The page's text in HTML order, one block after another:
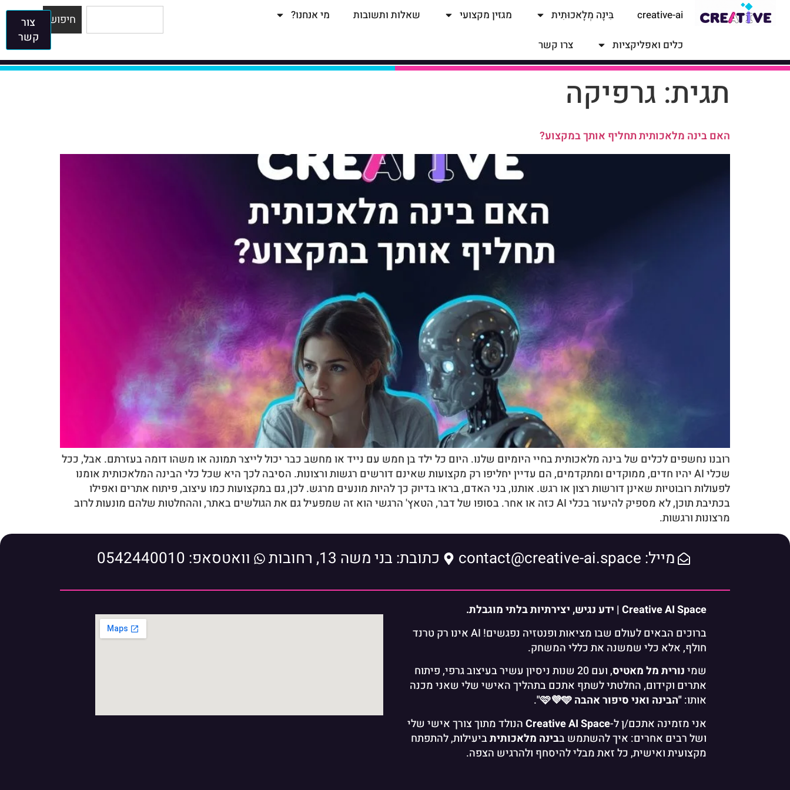
creative-ai בִּינָה מְלָאכוּתִית מגזין מקצועי שאלות ותשובות מי אנחנו?
כלים ואפליקציות צרו קשר
חיפוש
צור
קשר
תגית: גרפיקה
האם בינה מלאכותית תחליף אותך במקצוע?
רובנו נחשפים לכלים של בינה מלאכותית בחיי היומיום שלנו. היום כל ילד בן חמש עם נייד או מחשב כבר יכול לייצר תמונה או משהו דומה בעזרתם. אבל, ככל
שכלי AI יהיו חדים, ממוקדים ומתקדמים, הם עדיין יחליפו רק מקצועות שאינם דורשים רגשות ורצונות. הסיבה לכך היא שכל כלי הבינה המלאכותית אומנו
לפעולות רובוטיות שאינן דורשות רצון או רגש. אותנו, בני האדם, בראו בדיוק כך להיות מונעים מרגש. לכן, גם במקצועות כמו עיצוב, פיתוח אתרים ואפילו
בכתיבת תוכן, לא מספיק להיעזר בכלי AI כזה או אחר. בסופו של דבר, הטאץ' הרגשי הוא זה שמפעיל גם את הגולשים באתר, וההחלטות שלהם מונעות לרוב
מרצונות ורגשות.
מייל: contact@creative-ai.space כתובת: בני משה 13, רחובות וואטסאפ: 0542440010
Creative AI Space | ידע נגיש, יצירתיות בלתי מוגבלת.
ברוכים הבאים לעולם שבו מציאות ופנטזיה נפגשים! AI אינו רק טרנד
חולף, אלא כלי שמשנה את כללי המשחק.
שמינורית מל מאטיס
, ועם 20 שנות ניסיון עשיר בעיצוב גרפי, פיתוח
אתרים וקידום, החלטתי לשתף אתכם בתהליך האישי שלי שאני מכנה
אותו:"הבינה ואני סיפור אהבה 🩷💜🩵"
.
אני מזמינה אתכם/ן ל-Creative AI Spaceהנולד מתוך צורך אישי שלי
ושל רבים אחרים: איך להשתמש בבינה מלאכותיתביעילות, להתפתח
מקצועית ואישית, כל זאת מבלי להיסחף ולהרגיש הצפה.